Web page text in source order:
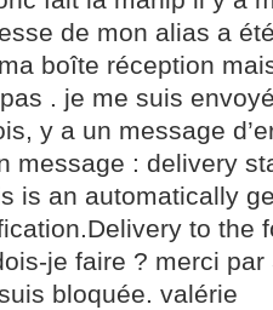
de mon alias a
boîte réception
. je me suis
y a un message
message : delivery
is an automatically
to the
je faire ? merci
bloquée. valérie